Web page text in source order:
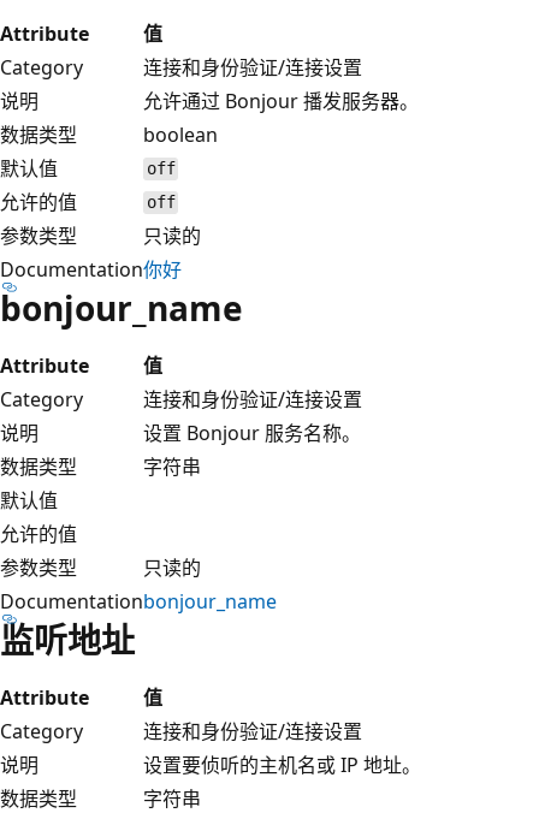
Attribute
值
Category
连接和身份验证/连接设置
说明
允许通过 Bonjour 播发服务器。
数据类型
boolean
默认值
off
允许的值 off
参数类型
只读的
Documentation你好
bonjour_name
Attribute
值
Category
连接和身份验证/连接设置
说明
设置 Bonjour 服务名称。
数据类型
字符串
默认值
允许的值
参数类型
只读的
Documentationbonjour_name
监听地址
Attribute
值
Category
连接和身份验证/连接设置
说明
设置要侦听的主机名或 IP 地址。
数据类型
字符串